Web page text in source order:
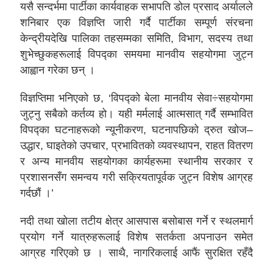
यसै सन्दर्भमा पार्टीका कार्यवाहक सभापति डोल प्रसाद अर्यालले
शनिबार एक विज्ञप्ति जारी गर्दै पार्टीका सम्पूर्ण संरचना
केन्द्रीयदेखि पालिका तहसम्मका समिति, विभाग, सदस्य तथा
शुभेच्छुकहरूलाई विपद्का समयमा मानवीय सहयोगमा जुट्न
आह्वान गरेका छन् ।
विज्ञप्तिमा भनिएको छ, ‘विपद्को बेला मानवीय सेवा÷सहयोगमा
जुट्नु सबैको कर्तव्य हो। यही मर्मलाई आत्मसात् गर्दै सम्भावित
विपद्का घटनाहरूको न्यूनीकरण, घटनापछिको द्रुत खोज–
उद्धार, घाइतेको उपचार, प्रभावितको व्यवस्थापन, राहत वितरण
र अन्य मानवीय सहयोगका कार्यहरूमा स्थानीय सरकार र
प्रशासनसँग समन्वय गरी सक्रियतापूर्वक जुट्न विशेष आग्रह
गर्दछौं ।’
नदी तथा खोला तटीय क्षेत्र आसपास बसोबास गर्ने र स्थलमार्ग
प्रयोग गर्ने यात्रुहरूलाई विशेष सतर्कता अपनाउन समेत
आग्रह गरिएको छ । साथै, नागरिकलाई आफैं सुरक्षित रहँदै